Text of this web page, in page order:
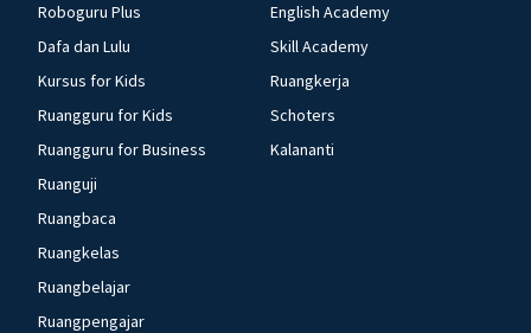
Roboguru Plus
Dafa dan Lulu
Kursus for Kids
Ruangguru for Kids
Ruangguru for Business
Ruanguji
Ruangbaca
Ruangkelas
Ruangbelajar
Ruangpengajar
English Academy
Skill Academy
Ruangkerja
Schoters
Kalananti